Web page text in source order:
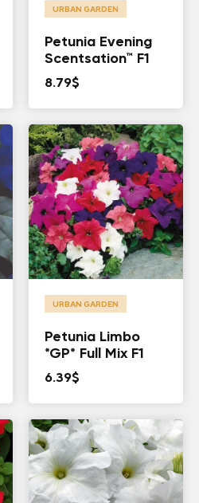
URBAN GARDEN
Petunia Evening
Scentsation™ F1
8.79$
URBAN GARDEN
Petunia Limbo
*GP* Full Mix F1
6.39$